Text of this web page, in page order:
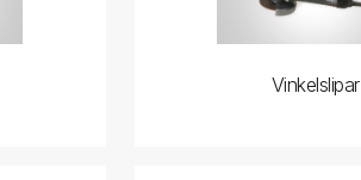
Vinkelslipar